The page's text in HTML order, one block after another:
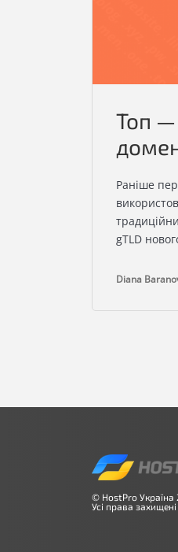
Топ —
Раніше
gTLD
Diana
© HostPro Україна
Усі права захищені